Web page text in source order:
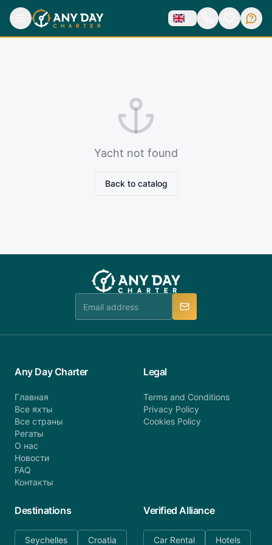
Yacht not found
Back to catalog
Any Day Charter
Главная
Все яхты
Все страны
Регаты
О нас
Новости
FAQ
Контакты
Legal
Terms and Conditions
Privacy Policy
Cookies Policy
Destinations
Seychelles Croatia
Verified Alliance
Car Rental Hotels